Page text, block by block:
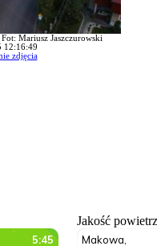
Mariusz Jaszczurowski
12:16:49
zdjęcia
Jakość